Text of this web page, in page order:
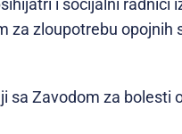
i socijalni
zloupotrebu
Zavodom za